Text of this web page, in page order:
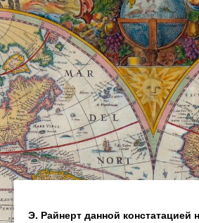
Э. Райнерт данной констатацией